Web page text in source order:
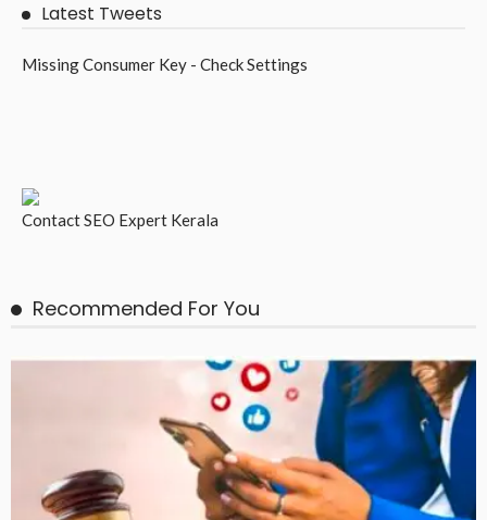
Latest Tweets
Missing Consumer Key - Check Settings
ContactSEO Expert Kerala
Recommended For You